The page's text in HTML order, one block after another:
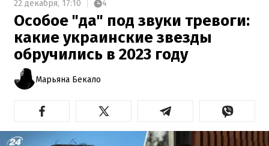
22 декабря, 17:10 4
Особое "да" под звуки тревоги:
какие украинские звезды
обручились в 2023 году
Марьяна Бекало